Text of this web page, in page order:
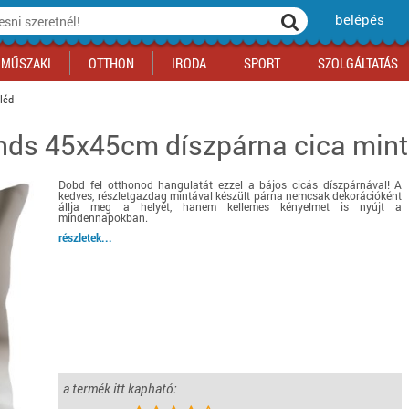
belépés
akciók
Sport akciók
Szolgáltatás akciók
MŰSZAKI OTTHON
Építkezés
Szerszám, barkács, alkatrész
Iskolakezdés, papír, írószer
Háziállatok
Biztonságtechnika
Fűtés
Autó
IRODA SPORT
Fitneszközpont
Motor
SZOLGÁLTATÁS
parkolás
ital
45x45cm díszpárna cica
Dobd fel otthonod hangulatát ezzel a bájos cicás díszpárnával! A
kedves, részletgazdag mintával készült párna nemcsak dekorációként
állja meg a helyét, hanem kellemes kényelmet is nyújt a
mindennapokban.
részletek...
a termék itt kapható: